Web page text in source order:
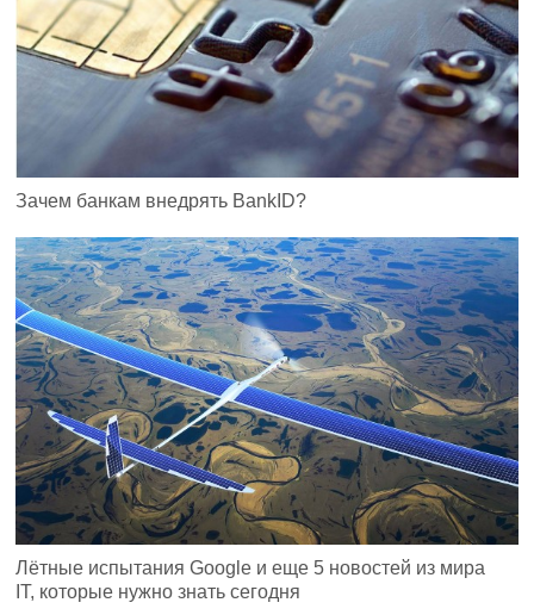
Зачем банкам внедрять BankID?
Лётные испытания Google и еще 5 новостей из мира
IT, которые нужно знать сегодня